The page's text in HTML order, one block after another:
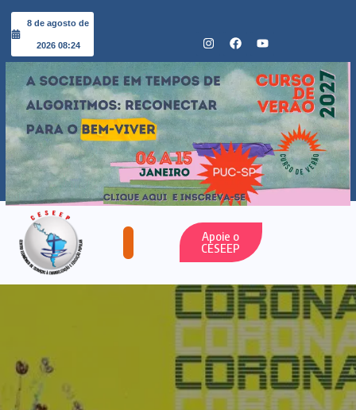
8 de agosto de
2026 08:24
Apoie o
CESEEP